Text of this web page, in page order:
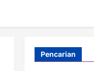
Pencarian